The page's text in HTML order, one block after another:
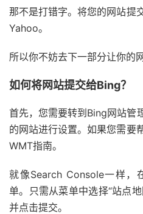
那不是打错字。将您的网站提
Yahoo。
所以你不妨去下一部分让你的
如何将网站提交给Bing？
首先，您需要转到Bing网站管
的网站进行设置。如果您需要
WMT指南。
就像Search Console一样，
单。只需从菜单中选择“站点
并点击提交。